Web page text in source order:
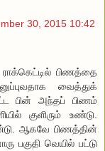
30, 2015 10:42
ராக்கெட்டில் பிணத்தை
வைத்துக்
பின் அந்தப் பிணம்
குளிரும் உண்டு.
ஆகவே பிணத்தின்
பகுதி வெயில் பட்டு